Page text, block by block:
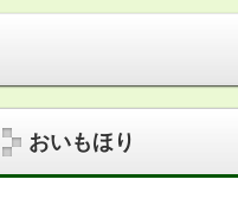
おいもほり